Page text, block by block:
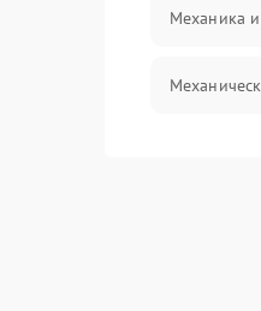
Механика